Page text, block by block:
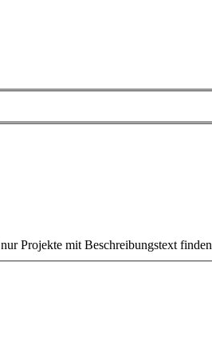
nur Projekte mit Beschreibungstext finden